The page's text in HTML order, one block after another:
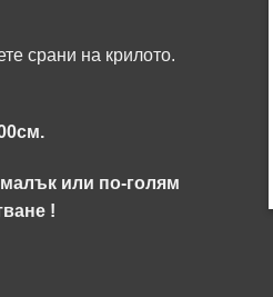
срани на крилото.
или по-голям
!